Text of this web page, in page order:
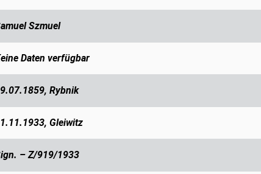
Szmuel
Daten verfügbar
Rybnik
Gleiwitz
– Z/919/1933